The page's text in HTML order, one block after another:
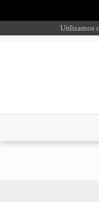
Utilizamos